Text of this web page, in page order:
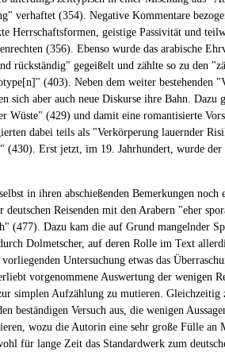
verhaftet (354). Negative Kommentare
Herrschaftsformen, geistige Passivität und
(356). Ebenso wurde das arabische
rückständig" gegeißelt und zählte so zu den
(403). Neben dem weiter bestehenden
sich aber auch neue Diskurse ihre Bahn. Dazu
Wüste" (429) und damit eine romantisierte
dabei teils als "Verkörperung lauernder
(430). Erst jetzt, im 19. Jahrhundert, wurde
in ihren abschießenden Bemerkungen
deutschen Reisenden mit den Arabern "eher
(477). Dazu kam die auf Grund mangelnder
Dolmetscher, auf deren Rolle im Text
Untersuchung etwas das
vorgenommene Auswertung der wenigen
simplen Aufzählung zu mutieren. Gleichzeitig
beständigen Versuch aus, die wenigen
wozu die Autorin eine sehr große Fülle an
für lange Zeit das Standardwerk zum